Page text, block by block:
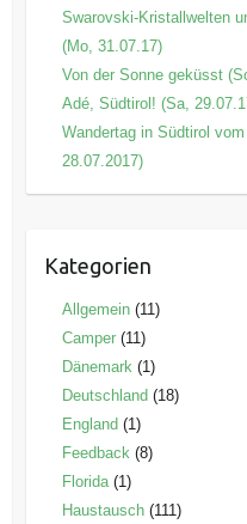
Swarovski-Kristallwelten
(Mo, 31.07.17)
Von der Sonne geküsst
Adé, Südtirol! (Sa,
Wandertag in Südtirol
28.07.2017)
Kategorien
Allgemein(11)
Camper(11)
Dänemark(1)
Deutschland (18)
England (1)
Feedback(8)
Florida(1)
Haustausch(111)